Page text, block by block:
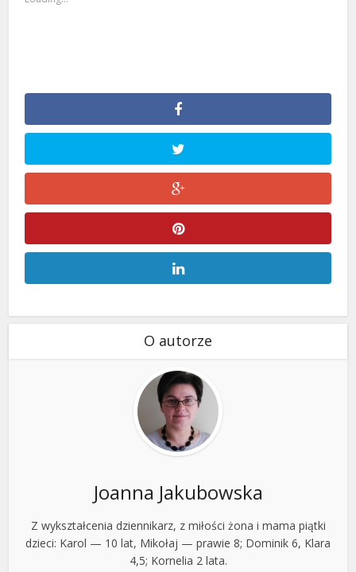
O autorze
Joanna Jakubowska
Z wykształcenia dziennikarz, z miłości żona i mama piątki
dzieci: Karol — 10 lat, Mikołaj — prawie 8; Dominik 6, Klara
4,5; Kornelia 2 lata.